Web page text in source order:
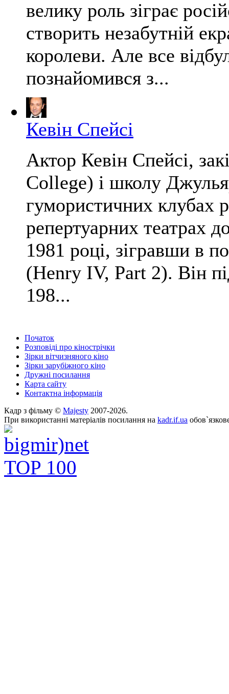
велику роль зіграє
створить незабутній
королеви. Але все
познайомився з...
Кевін Спейсі
Актор Кевін Спейсі,
College) і школу
гумористичних клубах
репертуарних театрах
1981 році, зігравши в
(Henry IV, Part 2). Він
198...
Початок
Розповіді про кінострічки
Зірки вітчизняного кіно
Зірки зарубіжного кіно
Дружні посилання
Карта сайту
Контактна інформація
Кадр з фільму © Majesty 2007-2026.
При використанні матеріалів посилання на kadr.if.ua